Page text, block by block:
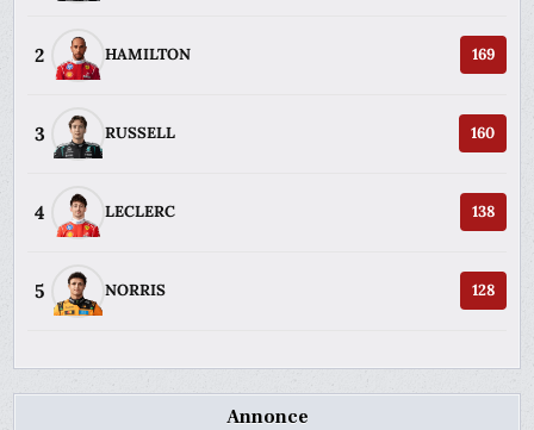
2 HAMILTON 169
3 RUSSELL 160
4 LECLERC 138
5 NORRIS 128
Annonce